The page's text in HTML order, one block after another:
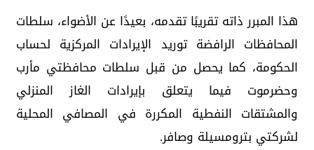
هذا المبرر ذاته تقريبًا تقدمه، بعيدًا عن الأضواء، سلطات
المحافظات الرافضة توريد الإيرادات المركزية لحساب
الحكومة، كما يحصل من قبل سلطات محافظتي مأرب
وحضرموت فيما يتعلق بإيرادات الغاز المنزلي
والمشتقات النفطية المكررة في المصافي المحلية
لشركتي بترومسيلة وصافر.